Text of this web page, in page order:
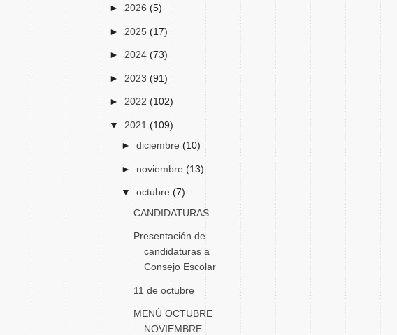
► 2026 (5)
► 2025 (17)
► 2024 (73)
► 2023 (91)
► 2022 (102)
▼ 2021 (109)
►diciembre (10)
► noviembre (13)
▼ octubre (7)
CANDIDATURAS
Presentación de
candidaturas a
Consejo Escolar
11 de octubre
MENÚ OCTUBRE
NOVIEMBRE